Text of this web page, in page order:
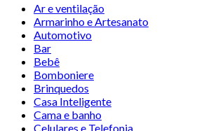
Ar e ventilação
Armarinho e Artesanato
Automotivo
Bar
Bebê
Bomboniere
Brinquedos
Casa Inteligente
Cama e banho
Celulares e Telefonia